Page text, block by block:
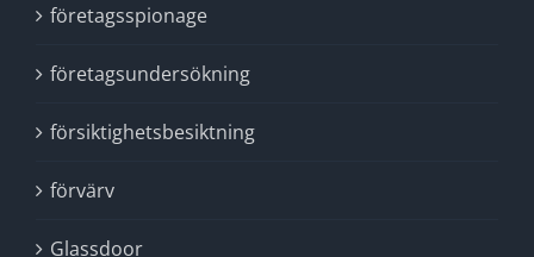
företagsspionage
företagsundersökning
försiktighetsbesiktning
förvärv
Glassdoor